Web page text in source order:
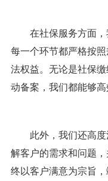
在社保服务方面
每一个环节都严格按
法权益。无论是社保
动备案，我们都能够高
此外，我们还高
解客户的需求和问题
终以客户满意为宗旨